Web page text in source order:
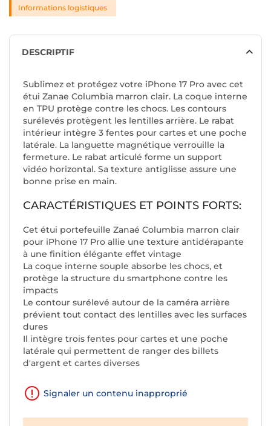
Informations logistiques
DESCRIPTIF
Sublimez et protégez votre iPhone 17 Pro avec cet
étui Zanae Columbia marron clair. La coque interne
en TPU protège contre les chocs. Les contours
surélevés protègent les lentilles arrière. Le rabat
intérieur intègre 3 fentes pour cartes et une poche
latérale. La languette magnétique verrouille la
fermeture. Le rabat articulé forme un support
vidéo horizontal. Sa texture antiglisse assure une
bonne prise en main.
CARACTÉRISTIQUES ET POINTS FORTS:
Cet étui portefeuille Zanaé Columbia marron clair
pour iPhone 17 Pro allie une texture antidérapante
à une finition élégante effet vintage
La coque interne souple absorbe les chocs, et
protège la structure du smartphone contre les
impacts
Le contour surélevé autour de la caméra arrière
prévient tout contact des lentilles avec les surfaces
dures
Il intègre trois fentes pour cartes et une poche
latérale qui permettent de ranger des billets
d'argent et cartes diverses
Signaler un contenu inapproprié